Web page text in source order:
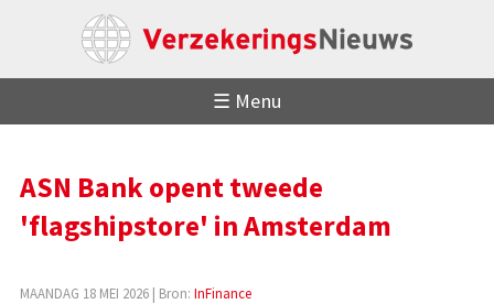
☰ Menu
ASN Bank opent tweede
'flagshipstore' in Amsterdam
MAANDAG 18 MEI 2026| Bron: InFinance